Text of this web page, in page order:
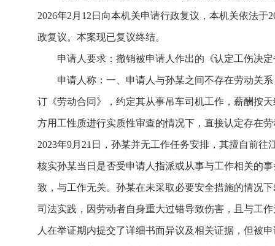
2026年2月12日向本机关申请行政复议，本机关依法
政复议。本案现已复议终结。
申请人要求：撤销被申请人作出的《认定工伤决
申请人称：一、申请人与孙某之间不存在劳动关
订《劳动合同》，约定其从事吊车司机工作，薪酬按
方用工性质进行实质性审查的情况下，直接认定存在
2023年9月21日，孙某并无工作任务安排，其擅自前
核实孙某当日是否受申请人指派或从事与工作相关的
致，与工作无关。孙某在未采取必要安全措施的情况
司法实践，因劳动者自身重大过错导致伤害，且与工
人在举证期内提交了详细书面异议及相关证据，但被